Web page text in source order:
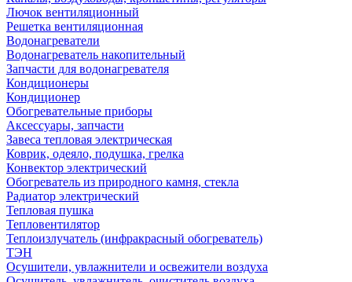
Лючок вентиляционный
Решетка вентиляционная
Водонагреватели
Водонагреватель накопительный
Запчасти для водонагревателя
Кондиционеры
Кондиционер
Обогревательные приборы
Аксессуары, запчасти
Завеса тепловая электрическая
Коврик, одеяло, подушка, грелка
Конвектор электрический
Обогреватель из природного камня, стекла
Радиатор электрический
Тепловая пушка
Тепловентилятор
Теплоизлучатель (инфракрасный обогреватель)
ТЭН
Осушители, увлажнители и освежители воздуха